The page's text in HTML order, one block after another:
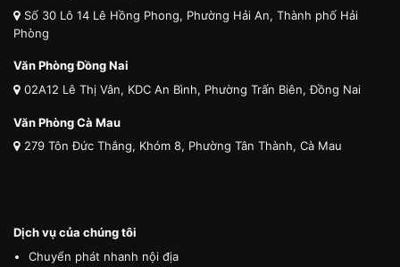
Số 30 Lô 14 Lê Hồng Phong, Phường Hải An, Thành phố Hải
Phòng
Văn Phòng Đồng Nai
02A12 Lê Thị Vân, KDC An Bình, Phường Trấn Biên, Đồng Nai
Văn Phòng Cà Mau
279 Tôn Đức Thắng, Khóm 8, Phường Tân Thành, Cà Mau
Dịch vụ của chúng tôi
Chuyển phát nhanh nội địa